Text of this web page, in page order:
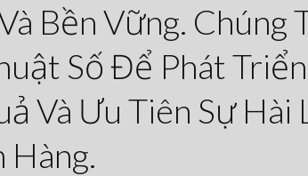
Bền Vững. Chúng
Số Để Phát
Và Ưu Tiên Sự Hài
Hàng.